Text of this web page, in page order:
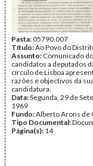
Pasta:05790.007
Título:Ao Povo do
Assunto: Comunicado
candidatos a deputados
círculo de Lisboa
razões e objectivos da
candidatura.
Data:Segunda, 29 de
1969
Fundo:Alberto Arons de
Tipo Documental:
Página(s): 14